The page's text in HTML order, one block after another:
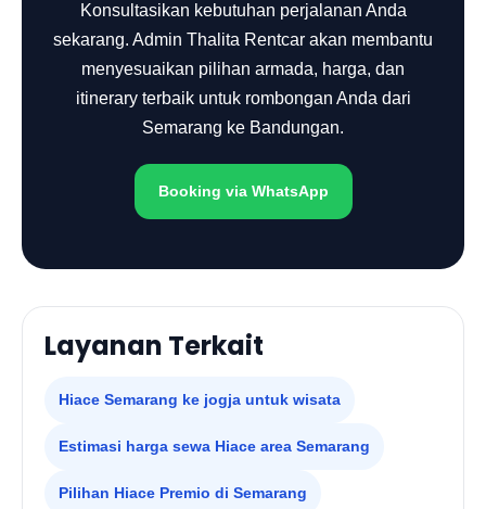
Konsultasikan kebutuhan perjalanan Anda
sekarang. Admin Thalita Rentcar akan membantu
menyesuaikan pilihan armada, harga, dan
itinerary terbaik untuk rombongan Anda dari
Semarang ke Bandungan.
Booking via WhatsApp
Layanan Terkait
Hiace Semarang ke jogja untuk wisata
Estimasi harga sewa Hiace area Semarang
Pilihan Hiace Premio di Semarang